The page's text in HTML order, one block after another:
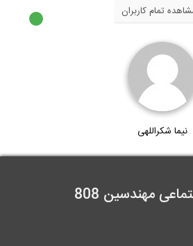
سمینار طراحی ساختمان بیمارستانها بر...
آزمایشگاهی ساختمان چوبی تحت
زلزله...
تمام کاربران
نیما شکراللهی
مهندسین 808